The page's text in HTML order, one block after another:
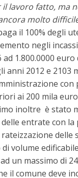
lavoro fatto, ma
molto
il 100% degli
negli
1.800.0000
anni 2012 e 2103
con
ai 200 mila
inoltre è stato
entrate con la
delle
di volume
un massimo di
il comune deve